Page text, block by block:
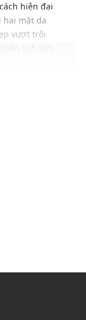
hiện đại
hai mặt da
vượt trội
bền dài lâu
công sở